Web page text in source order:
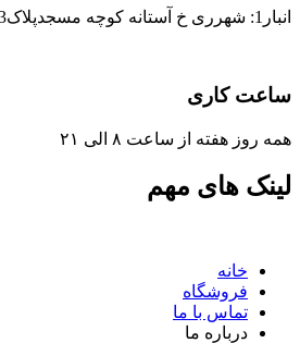
انبار1: شهرری خ آستانه کوچه مسجدپلاک13 انبار2: حکیمیه خ اتحاد
ساعت کاری
همه روز هفته از ساعت ٨ الی ۲۱
لینک های مهم
خانه
فروشگاه
تماس با ما
درباره ما